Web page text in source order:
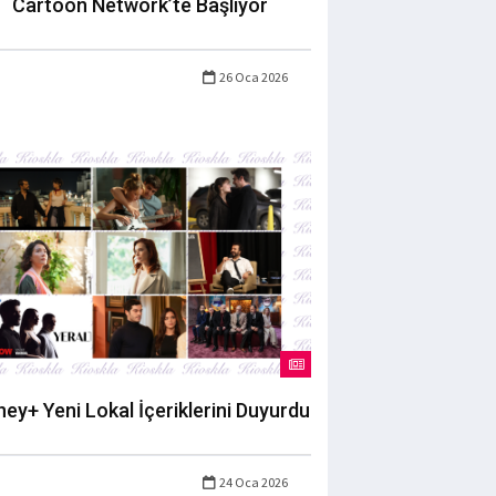
Cartoon Network’te Başlıyor
26 Oca 2026
Yeni Lokal İçeriklerini Duyurdu
24 Oca 2026